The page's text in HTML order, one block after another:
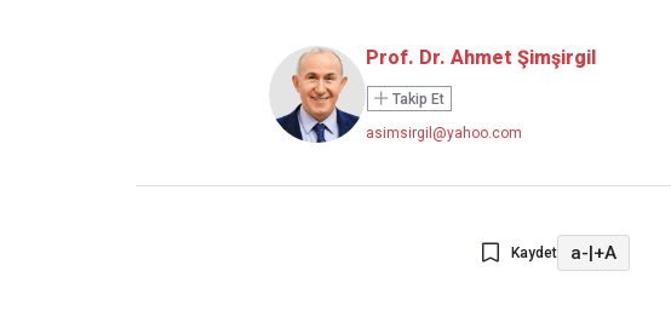
Prof. Dr. Ahmet Şimşirgil
Takip Et
asimsirgil@yahoo.com
Kaydet a-|+A